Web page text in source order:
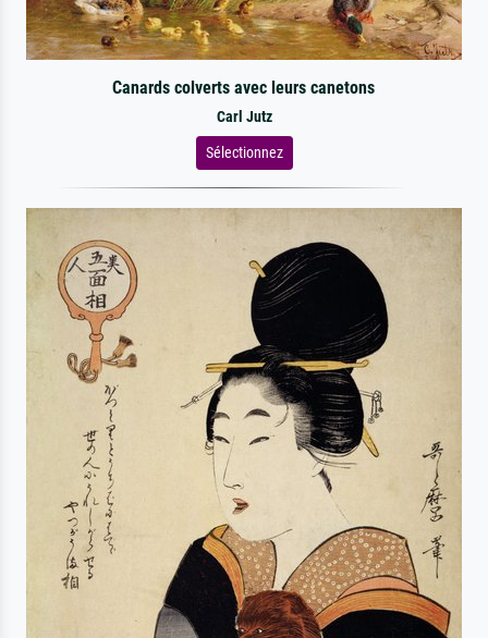
Canards colverts avec leurs canetons
Carl Jutz
Sélectionnez